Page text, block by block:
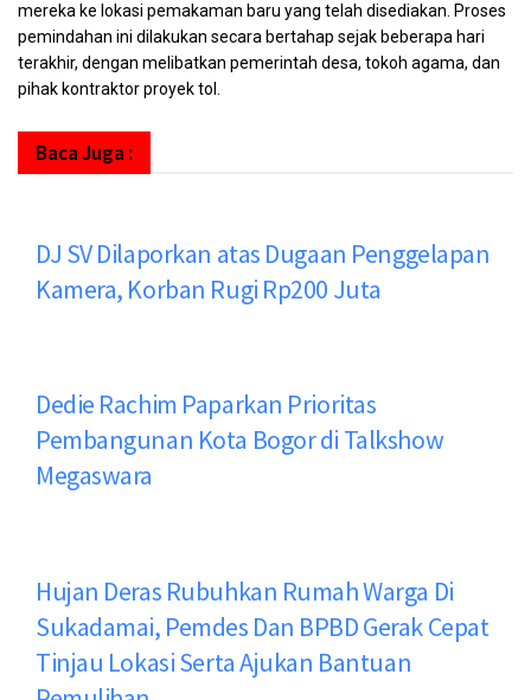
mereka ke lokasi pemakaman baru yang telah disediakan. Proses
pemindahan ini dilakukan secara bertahap sejak beberapa hari
terakhir, dengan melibatkan pemerintah desa, tokoh agama, dan
pihak kontraktor proyek tol.
Baca Juga :
DJ SV Dilaporkan atas Dugaan Penggelapan
Kamera, Korban Rugi Rp200 Juta
Dedie Rachim Paparkan Prioritas
Pembangunan Kota Bogor di Talkshow
Megaswara
Hujan Deras Rubuhkan Rumah Warga Di
Sukadamai, Pemdes Dan BPBD Gerak Cepat
Tinjau Lokasi Serta Ajukan Bantuan